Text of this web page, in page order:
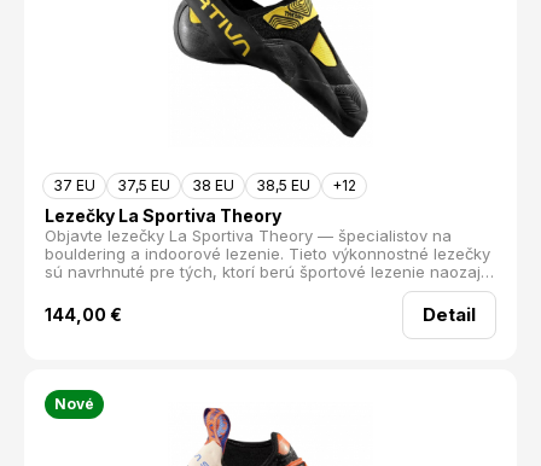
37 EU 37,5 EU 38 EU 38,5 EU +12
Lezečky La Sportiva Theory
Objavte lezečky La Sportiva Theory — špecialistov na
bouldering a indoorové lezenie. Tieto výkonnostné lezečky
sú navrhnuté pre tých, ktorí berú športové lezenie naozaj
vážne. S ich citlivou špičkou a rýchlym nazúvaním sú
ideálne pre dynamické pohyby a skoky z neistých pozícií.
144,00 € Detail
Nové